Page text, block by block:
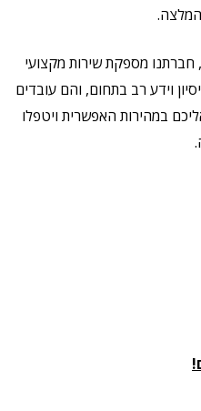
, חברתנו מספקת שירות מקצועי
וידע רב בתחום, והם עובדים
במהירות האפשרית ויטפלו